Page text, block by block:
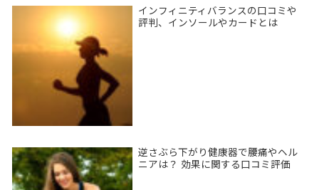
インフィニティバランスの口コミや
評判、インソールやカードとは
逆さぶら下がり健康器で腰痛やヘル
ニアは？ 効果に関する口コミ評価